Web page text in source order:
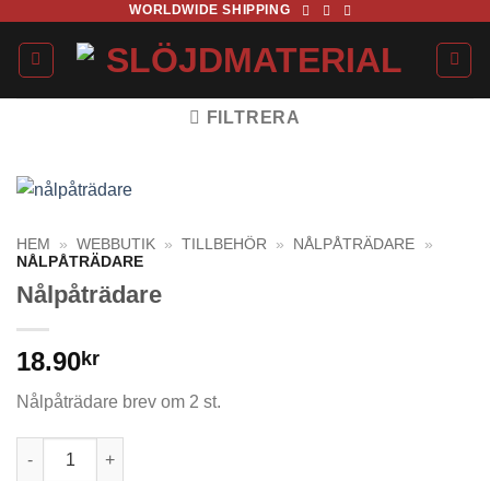
content
WORLDWIDE SHIPPING
FILTRERA
HEM » WEBBUTIK » TILLBEHÖR » NÅLPÅTRÄDARE
»
NÅLPÅTRÄDARE
Nålpåträdare
18.90kr
Nålpåträdare brev om 2 st.
Nålpåträdare mängd